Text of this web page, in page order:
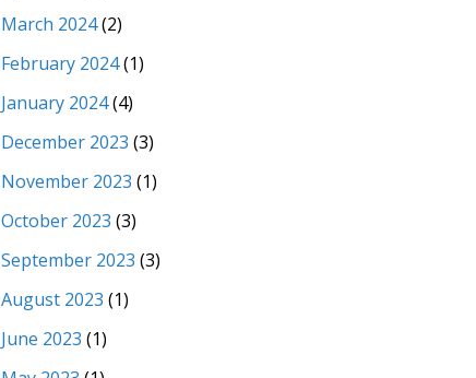
March 2024(2)
February 2024(1)
January 2024(4)
December 2023 (3)
November 2023 (1)
October 2023 (3)
September 2023 (3)
August 2023 (1)
June 2023 (1)